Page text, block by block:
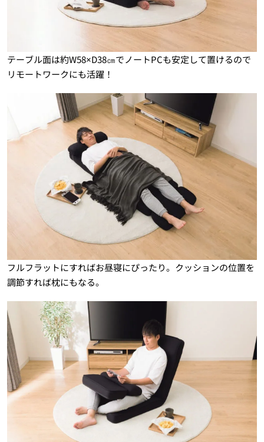
テーブル面は約W58×D38㎝でノートPCも安定して置けるので
リモートワークにも活躍！
フルフラットにすればお昼寝にぴったり。クッションの位置を
調節すれば枕にもなる。